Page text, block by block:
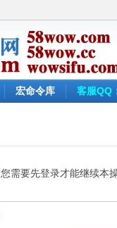
宏命令库 客服QQ
您需要先登录才能继续本